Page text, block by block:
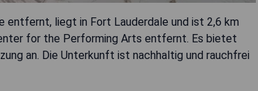
entfernt, liegt in Fort Lauderdale und ist 2,6 km
for the Performing Arts entfernt. Es bietet
an. Die Unterkunft ist nachhaltig und rauchfrei